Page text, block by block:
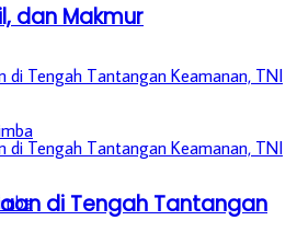
di Tengah Tantangan
dan Makmur